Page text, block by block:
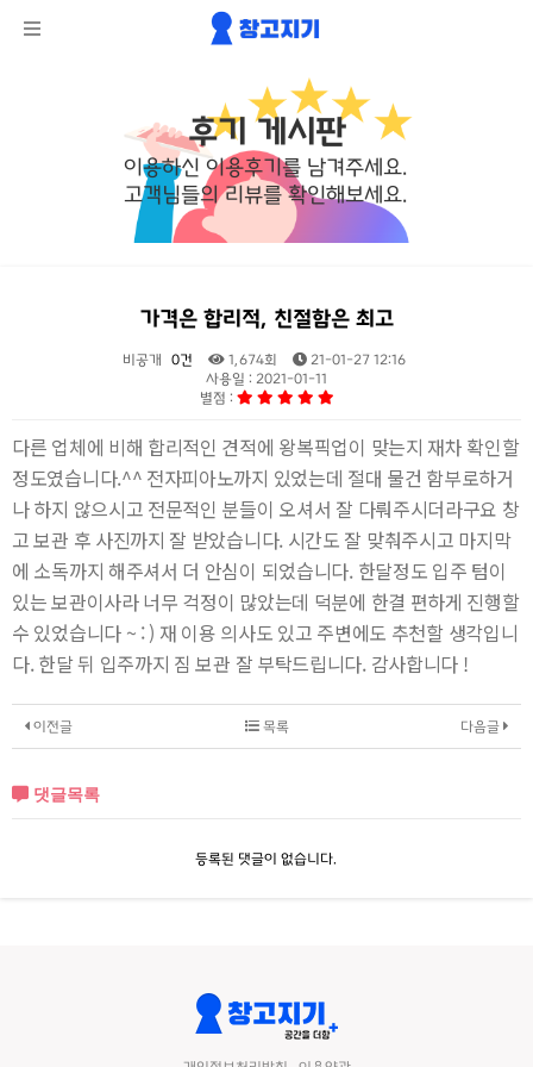
후기 게시판
이용하신 이용후기를 남겨주세요.
고객님들의 리뷰를 확인해보세요.
가격은 합리적, 친절함은 최고
비공개 0건 1,674회
21-01-27 12:16
사용일 : 2021-01-11
별점 :
다른 업체에 비해 합리적인 견적에 왕복픽업이 맞는지 재차 확인할
정도였습니다.^^ 전자피아노까지 있었는데 절대 물건 함부로하거
나 하지 않으시고 전문적인 분들이 오셔서 잘 다뤄주시더라구요 창
고 보관 후 사진까지 잘 받았습니다. 시간도 잘 맞춰주시고 마지막
에 소독까지 해주셔서 더 안심이 되었습니다. 한달정도 입주 텀이
있는 보관이사라 너무 걱정이 많았는데 덕분에 한결 편하게 진행할
수 있었습니다 ~ : ) 재 이용 의사도 있고 주변에도 추천할 생각입니
다. 한달 뒤 입주까지 짐 보관 잘 부탁드립니다. 감사합니다 !
이전글 다음글
목록
댓글목록
등록된 댓글이 없습니다.